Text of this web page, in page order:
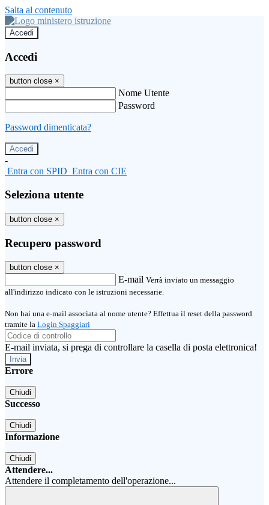
Salta al contenuto
Accedi
Accedi
button close ×
Nome Utente
Password
Password dimenticata?
-
Entra con SPID Entra con CIE
Seleziona utente
button close ×
Recupero password
button close ×
E-mail Verrà inviato un messaggio
all'indirizzo indicato con le istruzioni necessarie.
Non hai una e-mail associata al nome utente? Effettua il reset della password
tramite la Login Spaggiari
E-mail inviata, si prega di controllare la casella di posta elettronica!
Errore
Chiudi
Successo
Chiudi
Informazione
Chiudi
Attendere...
Attendere il completamento dell'operazione...